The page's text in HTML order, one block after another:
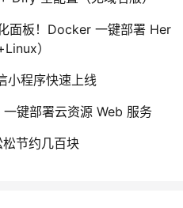
面板！Docker 一键部署 Her
）
小程序快速上线
键部署云资源 Web 服务
节约几百块